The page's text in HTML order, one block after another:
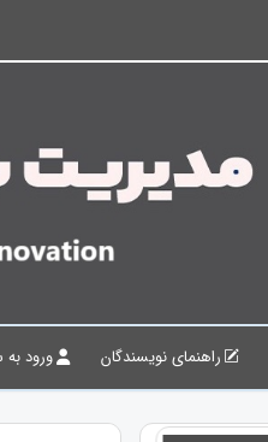
راهنمای نویسندگان ورود به